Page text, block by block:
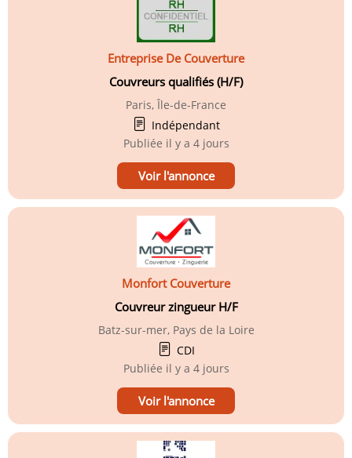
Entreprise De Couverture
Couvreurs qualifiés (H/F)
Paris, Île-de-France
Indépendant
Publiée il y a 4 jours
Voir l'annonce
Monfort Couverture
Couvreur zingueur H/F
Batz-sur-mer, Pays de la Loire
CDI
Publiée il y a 4 jours
Voir l'annonce